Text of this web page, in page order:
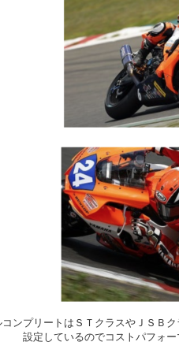
コンプリートはＳＴクラスやＪＳＢ
設定しているのでコストパフォ